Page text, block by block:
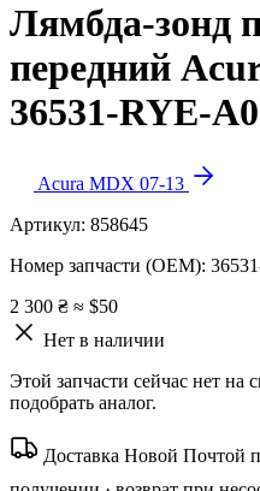
Лямбда-зонд
передний
36531-RYE-
Acura MDX 07-13
Артикул: 858645
Номер запчасти (OEM):
2 300 ₴ ≈ $50
Нет в наличии
Этой запчасти сейчас нет
подобрать аналог.
Доставка Новой Почтой